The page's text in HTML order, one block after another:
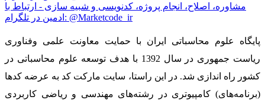
مشاوره، اصلاح، انجام پروژه، کدنویسی و شبیه سازی - ارتباط با
ادمین در تلگرام: @Marketcode_ir
پایگاه علوم محاسباتی ایران با حمایت معاونت علمی وفناوری
ریاست جمهوری در سال 1392 با هدف توسعه علوم محاسباتی در
کشور راه اندازی شد. در این راستا، سایت مارکت کد به عرضه کدها
(برنامه‌های) کامپیوتری در رشته‌های مهندسی و ریاضی کاربردی